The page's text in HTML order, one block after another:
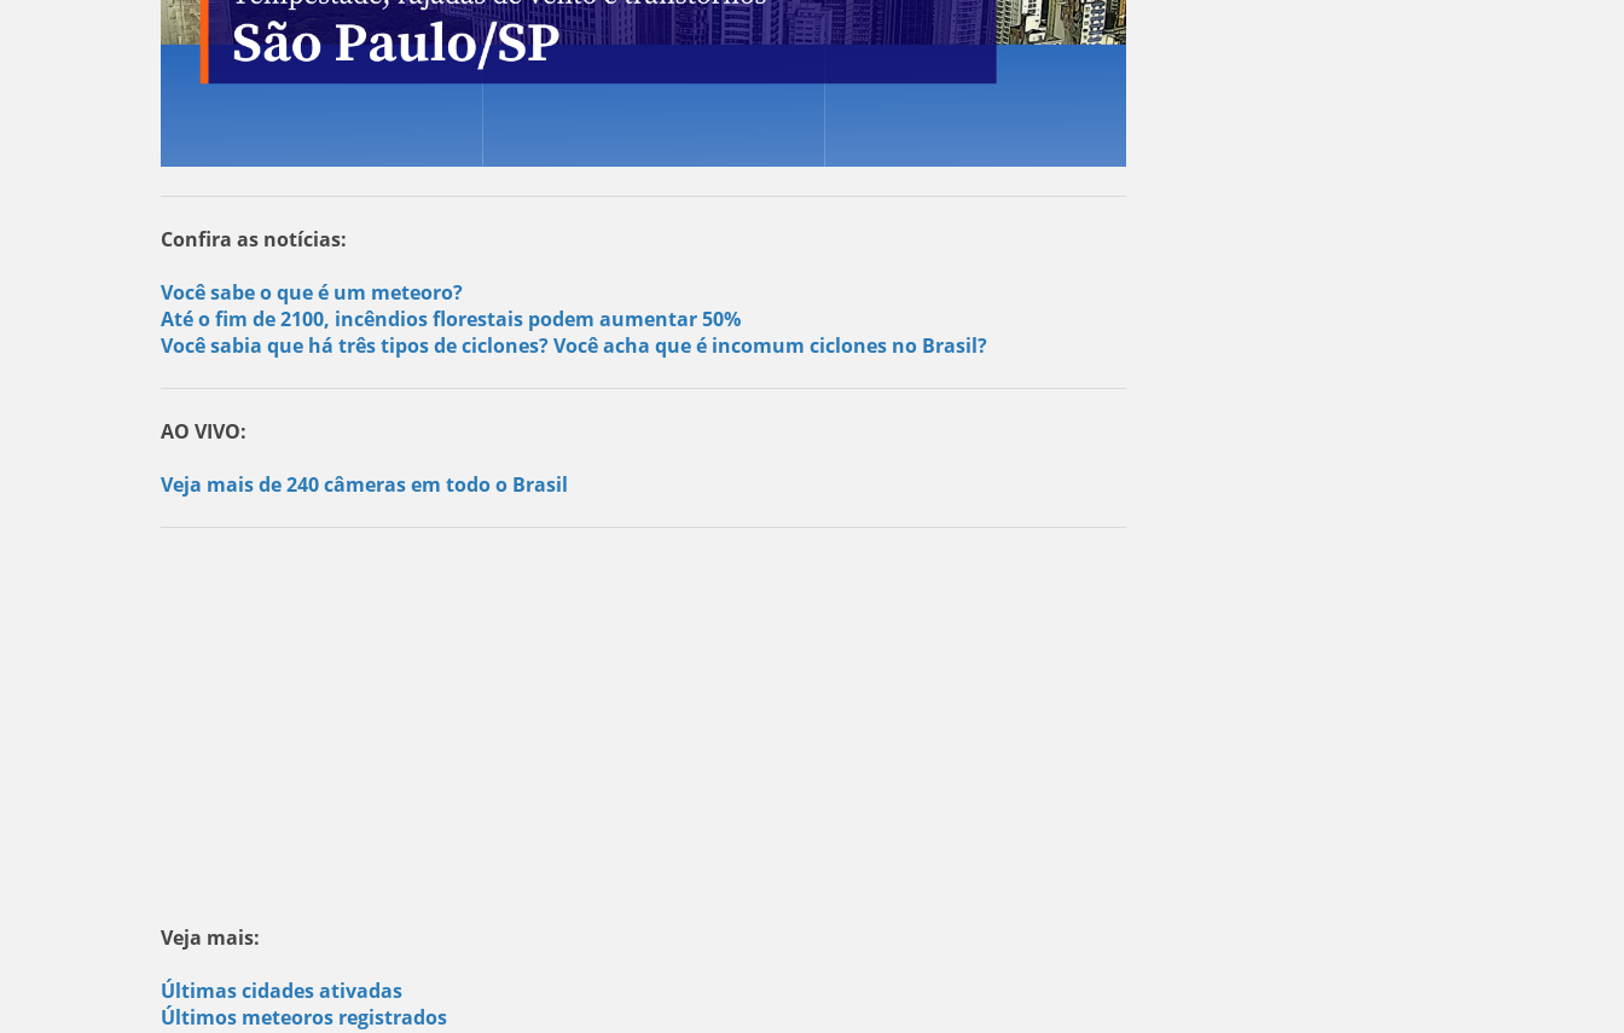
Confira as notícias:
Você sabe o que é um meteoro?
Até o fim de 2100, incêndios florestais podem aumentar 50%
Você sabia que há três tipos de ciclones? Você acha que é incomum ciclones no Brasil?
AO VIVO:
Veja mais de 240 câmeras em todo o Brasil
Veja mais:
Últimas cidades ativadas
Últimos meteoros registrados